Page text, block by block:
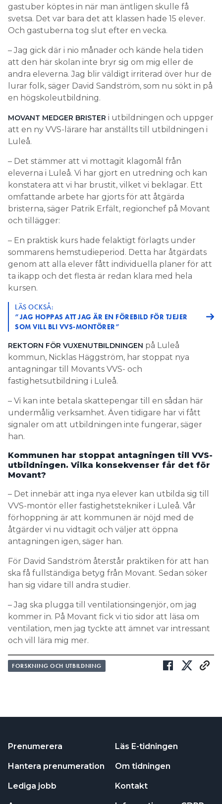
gastuber köptes in när man äntligen skulle få
svetsa. Det var bara det att klassen hade 15 elever.
Och gastuberna tog slut efter en vecka.
– Jag gick där i nio månader och kände hela tiden
att den här skolan inte bryr sig om mig eller de
andra eleverna. Jag blir väldigt irriterad över hur de
lurar folk, säger David Sandström, som nu sökt in på
en högskoleutbildning.
MOVANT MEDGER BRISTER i utbildningen och uppger
att en ny VVS-lärare har anställts till utbildningen i
Luleå.
– Det stämmer att vi mottagit klagomål från
eleverna i Luleå. Vi har gjort en utredning och kan
konstatera att vi har brustit, vilket vi beklagar. Ett
omfattande arbete har gjorts för att åtgärda
bristerna, säger Patrik Erfält, regionchef på Movant
och tillägger:
– En praktisk kurs hade felaktigt förlagts under
sommarens hemstudieperiod. Detta har åtgärdats
genom att alla elever fått individuella planer för att
ta ikapp och det flesta är redan klara med hela
kursen.
LÄS OCKSÅ:
”JAG HOPPAS ATT JAG ÄR EN FÖREBILD FÖR TJEJER
SOM VILL BLI VVS-MONTÖRER”
REKTORN FÖR VUXENUTBILDNINGEN på Luleå
kommun, Nicklas Häggström, har stoppat nya
antagningar till Movants VVS- och
fastighetsutbildning i Luleå.
– Vi kan inte betala skattepengar till en sådan här
undermålig verksamhet. Även tidigare har vi fått
signaler om att utbildningen inte fungerar, säger
han.
Kommunen har stoppat antagningen till VVS-
utbildningen. Vilka konsekvenser får det för
Movant?
– Det innebär att inga nya elever kan utbilda sig till
VVS-montör eller fastighetstekniker i Luleå. Vår
förhoppning är att kommunen är nöjd med de
åtgärder vi nu vidtagit och väljer att öppna
antagningen igen, säger han.
För David Sandström återstår praktiken för att han
ska få fullständiga betyg från Movant. Sedan söker
han sig vidare till andra studier.
– Jag ska plugga till ventilationsingenjör, om jag
kommer in. På Movant fick vi tio sidor att läsa om
ventilation, men jag tyckte att ämnet var intressant
och vill lära mig mer.
FORSKNING OCH UTBILDNING
Prenumerera
Hantera prenumeration
Lediga jobb
Läs E-tidningen
Om tidningen
Kontakt